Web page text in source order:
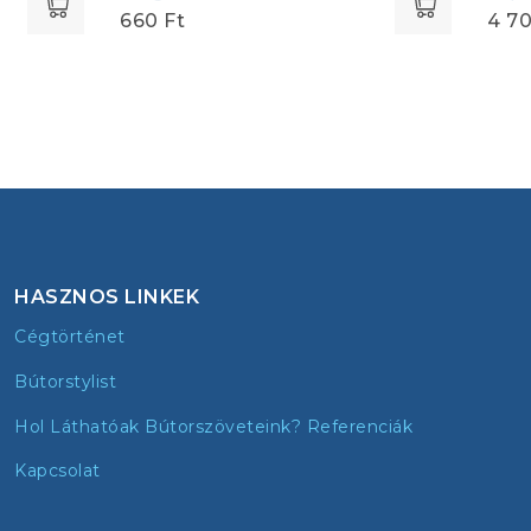
660 Ft 4
HASZNOS LINKEK
Cégtörténet
Bútorstylist
Hol Láthatóak Bútorszöveteink? Referenciák
Kapcsolat